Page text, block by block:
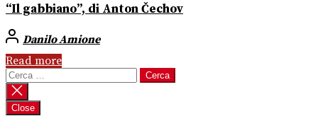
“Il gabbiano”, di Anton Čechov
Danilo Amione
Read more
Ricerca
per:
Close